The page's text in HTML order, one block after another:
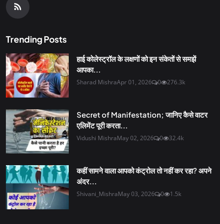
Trending Posts
हाई कोलेस्ट्रॉल के लक्षणों को इन संकेतों से समझें
आपका...
Sharad MishraApr 01, 2026 0 276.3k
Secret of Manifestation; जानिए कैसे वाटर
एलिमेंट पूरी करता...
Vidushi MishraMay 02, 2026 0 32.4k
कहीं सामने वाला आपको कंट्रोल तो नहीं कर रहा? अपने
अंदर...
Shivani_MishraMay 03, 2026 0 1.5k